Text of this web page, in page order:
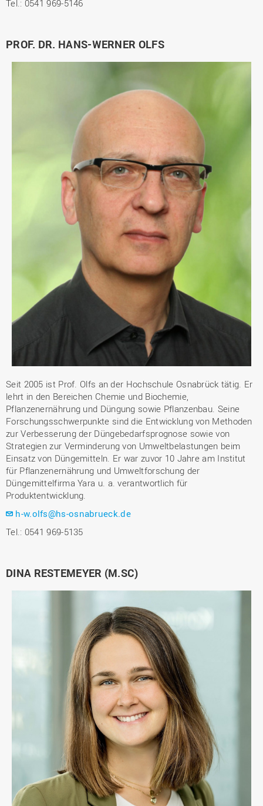
Tel.: 0541 969-5146
PROF. DR. HANS-WERNER OLFS
Seit 2005 ist Prof. Olfs an der Hochschule Osnabrück tätig. Er
lehrt in den Bereichen Chemie und Biochemie,
Pflanzenernährung und Düngung sowie Pflanzenbau. Seine
Forschungsschwerpunkte sind die Entwicklung von Methoden
zur Verbesserung der Düngebedarfsprognose sowie von
Strategien zur Verminderung von Umweltbelastungen beim
Einsatz von Düngemitteln. Er war zuvor 10 Jahre am Institut
für Pflanzenernährung und Umweltforschung der
Düngemittelfirma Yara u. a. verantwortlich für
Produktentwicklung.
h-w.olfs@hs-osnabrueck.de
Tel.: 0541 969-5135
DINA RESTEMEYER (M.SC)